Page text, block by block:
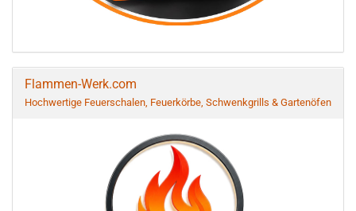
Flammen-Werk.com
Hochwertige Feuerschalen, Feuerkörbe, Schwenkgrills & Gartenöfen